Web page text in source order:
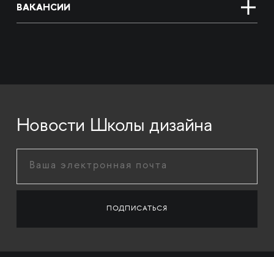
ВАКАНСИИ
Новости Школы дизайна